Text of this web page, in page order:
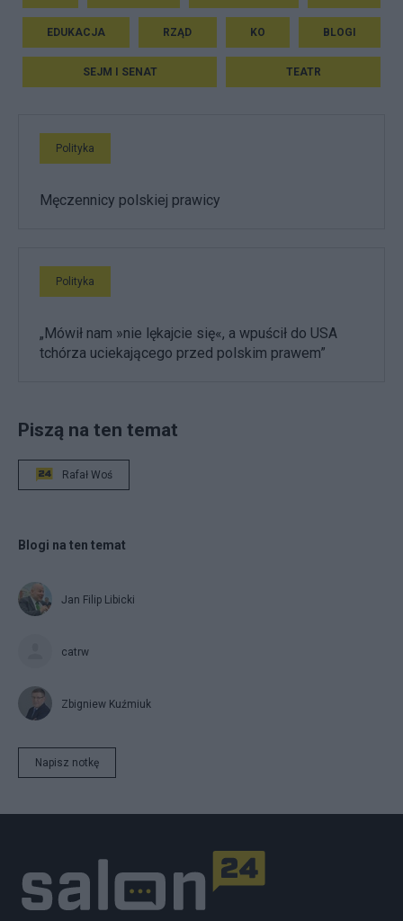
EDUKACJA RZĄD KO BLOGI
SEJM I SENAT TEATR
Polityka
Męczennicy polskiej prawicy
Polityka
„Mówił nam »nie lękajcie się«, a wpuścił do USA
tchórza uciekającego przed polskim prawem”
Piszą na ten temat
Rafał Woś
Blogi na ten temat
Jan Filip Libicki
catrw
Zbigniew Kuźmiuk
Napisz notkę